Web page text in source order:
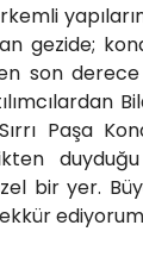
gezide;
son
Paşa
bir yer.